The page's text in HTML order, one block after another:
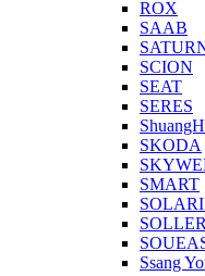
ROX
SAAB
SCION
SEAT
SERES
SKODA
SMART
Ssang